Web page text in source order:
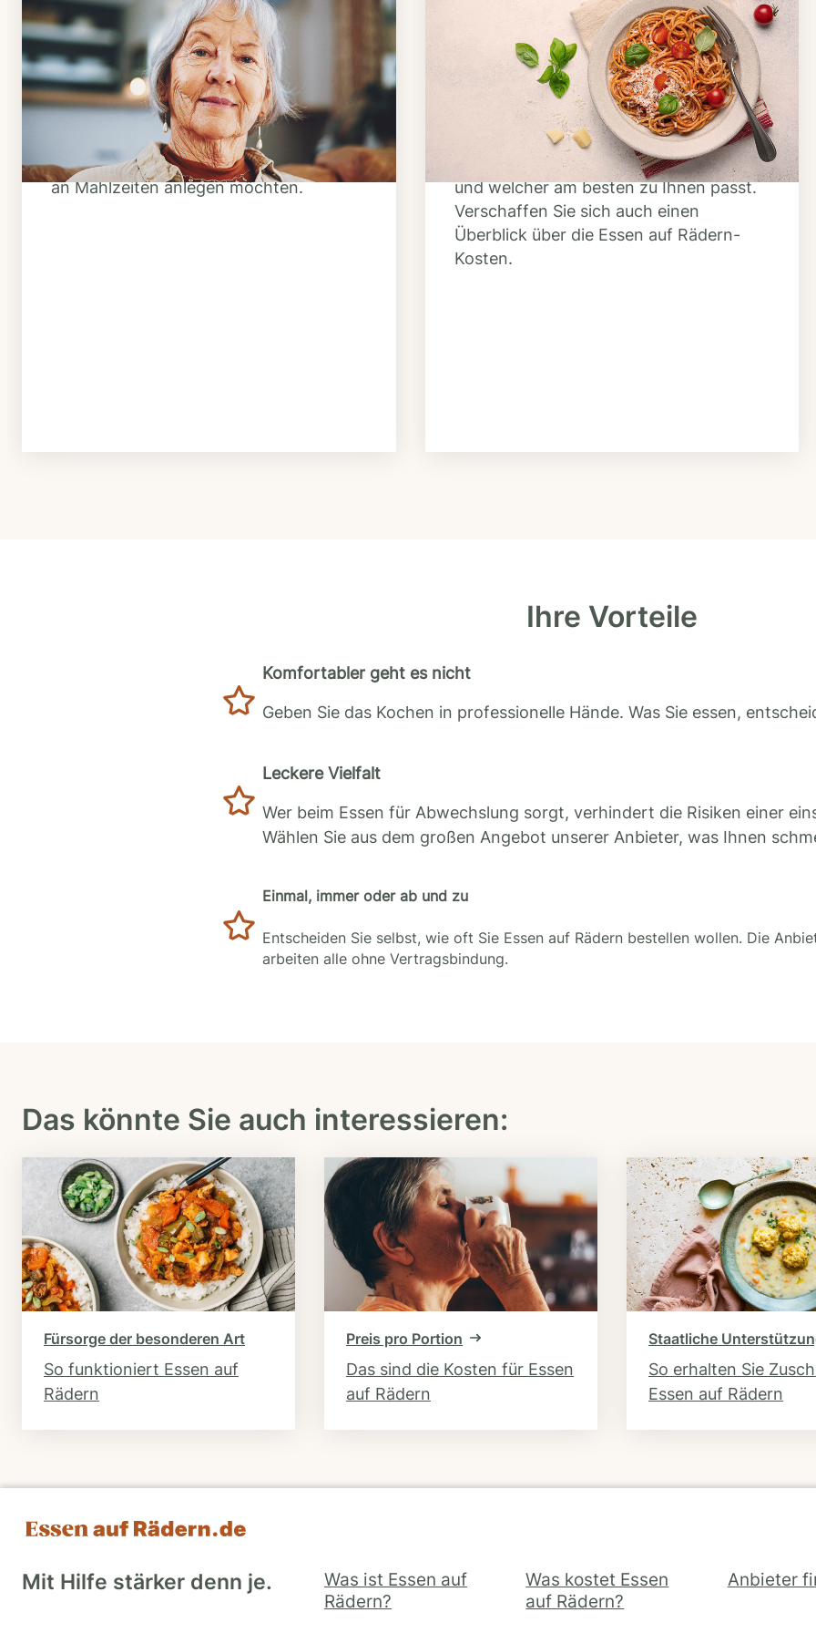
Schritt 1
Klarheit schaffen
Überlegen Sie, ob Ihnen das Essen
täglich verzehrfertig geliefert werden
soll oder Sie sich einen Tiefkühl-Vorrat
an Mahlzeiten anlegen möchten.
Schritt 2
Anbieter finden
Nutzen Sie unsere große Mahlzeiten-
Dienst-Suche, um herauszufinden,
welche Anbieter es in Ihrer Region gibt
und welcher am besten zu Ihnen passt.
Verschaffen Sie sich auch einen
Überblick über die Essen auf Rädern-
Kosten.
Ihre Vorteile
Komfortabler geht es nicht
Geben Sie das Kochen in professionelle Hände. Was Sie essen,
Leckere Vielfalt
Wer beim Essen für Abwechslung sorgt, verhindert die Risiken einer
Wählen Sie aus dem großen Angebot unserer Anbieter, was Ihnen
Einmal, immer oder ab und zu
Entscheiden Sie selbst, wie oft Sie Essen auf Rädern bestellen wollen. Die
arbeiten alle ohne Vertragsbindung.
Das könnte Sie auch interessieren:
Fürsorge der besonderen Art
So funktioniert Essen auf
Rädern
Preis pro Portion
Das sind die Kosten für Essen
auf Rädern
Staatliche
So erhalten Sie
Essen auf Rädern
Mit Hilfe stärker denn je.
Was ist Essen auf
Rädern?
Was kostet Essen
auf Rädern?
Anbieter